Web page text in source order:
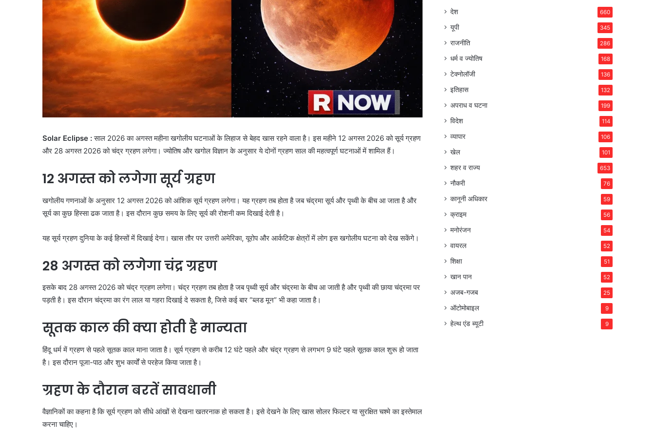
Solar Eclipse :साल 2026 का अगस्त महीना खगोलीय घटनाओं के लिहाज से बेहद खास रहने वाला है। इस महीने 12 अगस्त 2026 को सूर्य ग्रहण
और 28 अगस्त 2026 को चंद्र ग्रहण लगेगा। ज्योतिष और खगोल विज्ञान के अनुसार ये दोनों ग्रहण साल की महत्वपूर्ण घटनाओं में शामिल हैं।
12 अगस्त को लगेगा सूर्य ग्रहण
खगोलीय गणनाओं के अनुसार 12 अगस्त 2026 को आंशिक सूर्य ग्रहण लगेगा। यह ग्रहण तब होता है जब चंद्रमा सूर्य और पृथ्वी के बीच आ जाता है और
सूर्य का कुछ हिस्सा ढक जाता है। इस दौरान कुछ समय के लिए सूर्य की रोशनी कम दिखाई देती है।
यह सूर्य ग्रहण दुनिया के कई हिस्सों में दिखाई देगा। खास तौर पर उत्तरी अमेरिका, यूरोप और आर्कटिक क्षेत्रों में लोग इस खगोलीय घटना को देख सकेंगे।
28 अगस्त को लगेगा चंद्र ग्रहण
इसके बाद 28 अगस्त 2026 को चंद्र ग्रहण लगेगा। चंद्र ग्रहण तब होता है जब पृथ्वी सूर्य और चंद्रमा के बीच आ जाती है और पृथ्वी की छाया चंद्रमा पर
पड़ती है। इस दौरान चंद्रमा का रंग लाल या गहरा दिखाई दे सकता है, जिसे कई बार “ब्लड मून” भी कहा जाता है।
सूतक काल की क्या होती है मान्यता
हिंदू धर्म में ग्रहण से पहले सूतक काल माना जाता है। सूर्य ग्रहण से करीब 12 घंटे पहले और चंद्र ग्रहण से लगभग 9 घंटे पहले सूतक काल शुरू हो जाता
है। इस दौरान पूजा-पाठ और शुभ कार्यों से परहेज किया जाता है।
ग्रहण के दौरान बरतें सावधानी
वैज्ञानिकों का कहना है कि सूर्य ग्रहण को सीधे आंखों से देखना खतरनाक हो सकता है। इसे देखने के लिए खास सोलर फिल्टर या सुरक्षित चश्मे का इस्तेमाल
करना चाहिए।
देश 660
यूपी 345
राजनीति 286
धर्म व ज्योतिष 168
टेक्नोलॉजी 136
इतिहास 132
अपराध व घटना 199
विदेश 114
व्यापार 106
खेल 101
शहर व राज्य 653
नौकरी 76
कानूनी अधिकार 59
क्राइम 56
मनोरंजन 54
वायरल 52
शिक्षा 51
खान पान 52
अजब-गजब 25
ऑटोमोबाइल 9
हेल्थ एंड ब्यूटी 9